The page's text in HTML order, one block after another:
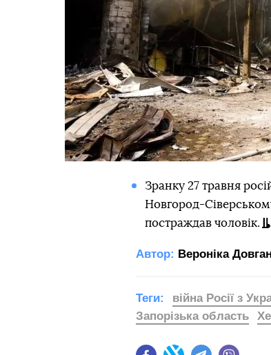
Зранку 27 травня
Новгород-
постраждав чоловік.
Автор: Вероніка
Теги: війна Росії з
Запорізька область